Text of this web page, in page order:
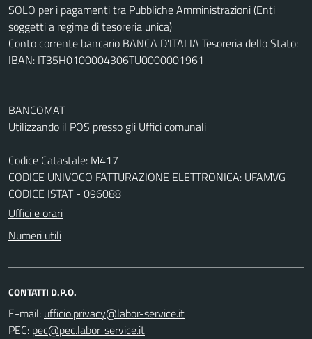
SOLO per i pagamenti tra Pubbliche Amministrazioni (Enti
soggetti a regime di tesoreria unica)
Conto corrente bancario BANCA D'ITALIA Tesoreria dello Stato:
IBAN: IT35H0100004306TU0000001961
BANCOMAT
Utilizzando il POS presso gli Uffici comunali
Codice Catastale: M417
CODICE UNIVOCO FATTURAZIONE ELETTRONICA: UFAMVG
CODICE ISTAT - 096088
Uffici e orari
Numeri utili
CONTATTI D.P.O.
E-mail:
PEC: